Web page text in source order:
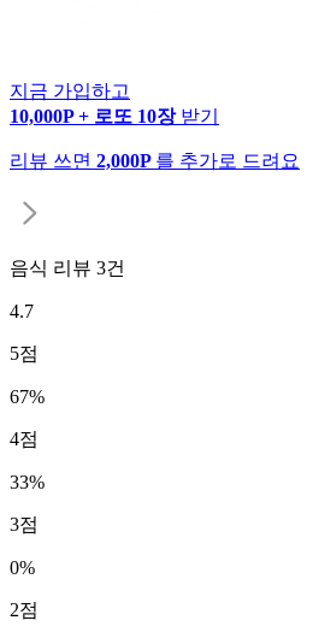
지금 가입하고
10,000P + 로또 10장 받기
리뷰 쓰면 2,000P 를 추가로 드려요
음식 리뷰 3건
4.7
5점
67%
4점
33%
3점
0%
2점